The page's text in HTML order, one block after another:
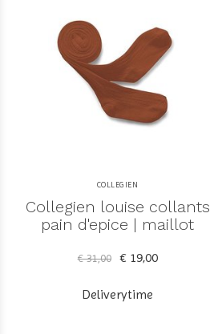
COLLEGIEN
Collegien louise collants
pain d'epice | maillot
€ 31,00 € 19,00
Deliverytime